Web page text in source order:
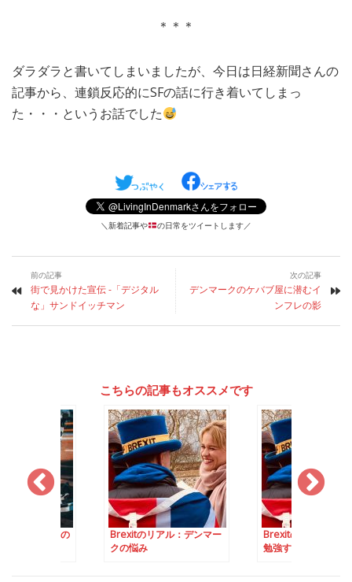
＊＊＊
ダラダラと書いてしまいましたが、今日は日経新聞さんの
記事から、連鎖反応的にSFの話に行き着いてしまっ
た・・・というお話でした
＼新着記事や の日常をツイートします／
前の記事
街で見かけた宣伝 -「デジタル
な」サンドイッチマン
次の記事
デンマークのケバブ屋に潜むイ
ンフレの影
こちらの記事もオススメです
キックボードの
Brexitのリアル：デンマー
クの悩み
Brexitのリアル：外
勉強するイギリス人